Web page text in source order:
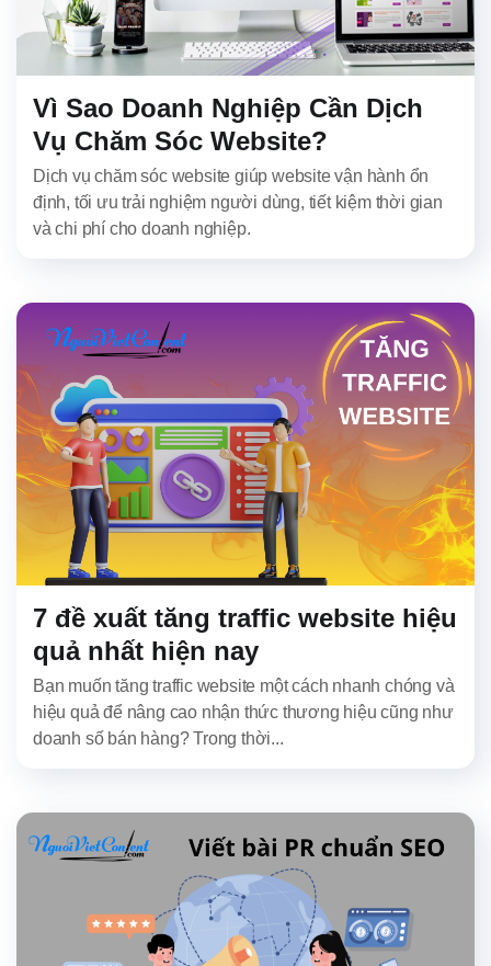
Vì Sao Doanh Nghiệp Cần Dịch
Vụ Chăm Sóc Website?
Dịch vụ chăm sóc website giúp website vận hành ổn
định, tối ưu trải nghiệm người dùng, tiết kiệm thời gian
và chi phí cho doanh nghiệp.
7 đề xuất tăng traffic website hiệu
quả nhất hiện nay
Bạn muốn tăng traffic website một cách nhanh chóng và
hiệu quả để nâng cao nhận thức thương hiệu cũng như
doanh số bán hàng? Trong thời...